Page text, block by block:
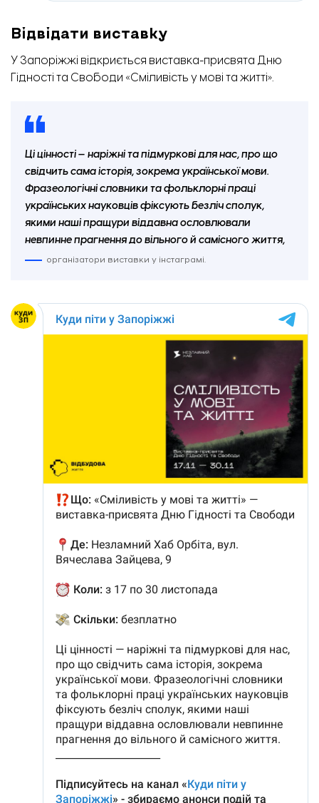
Відвідати виставку
У Запоріжжі відкриється виставка-присвята Дню
Гідності та Свободи «Сміливість у мові та житті».
Ці цінності — наріжні та підмуркові для нас, про що
свідчить сама історія, зокрема української мови.
Фразеологічні словники та фольклорні праці
українських науковців фіксують безліч сполук,
якими наші пращури віддавна ословлювали
невпинне прагнення до вільного й самісного життя,
організатори виставки у інстаграмі.